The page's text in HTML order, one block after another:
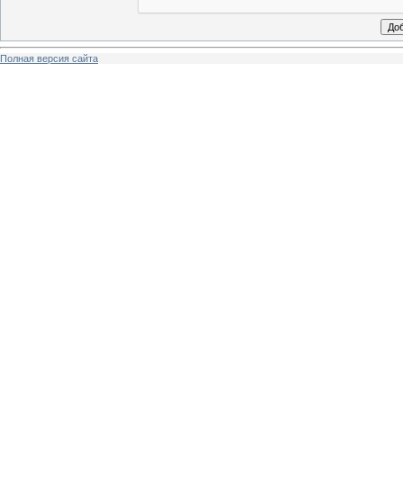
Полная версия сайта